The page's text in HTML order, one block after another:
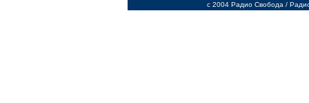
c 2004 Радио Свобода /